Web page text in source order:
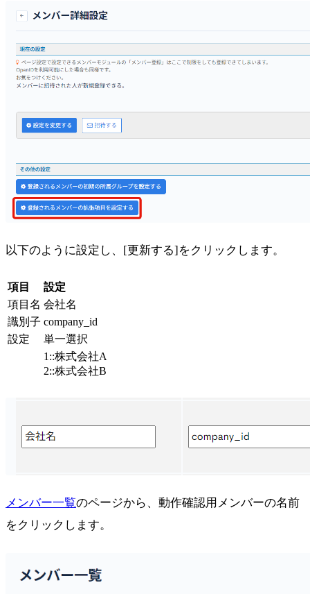
以下のように設定し、[更新する]をクリックします。
項目
設定
項目名 会社名
識別子 company_id
設定
単一選択
1::株式会社A
2::株式会社B
メンバー一覧のページから、動作確認用メンバーの名前
をクリックします。